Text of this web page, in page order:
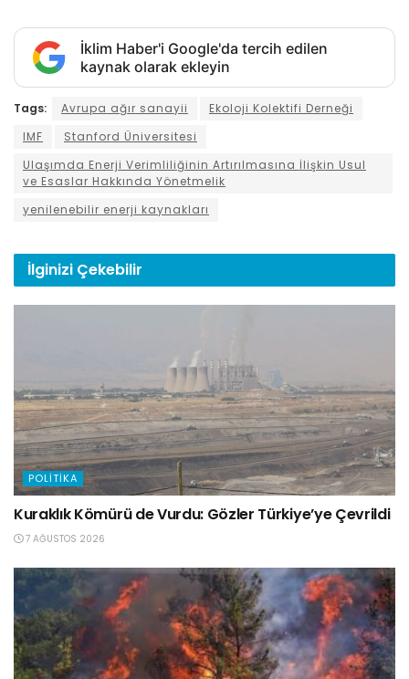
İklim Haber'i Google'da tercih edilen
kaynak olarak ekleyin
Tags: Avrupa ağır sanayii
Ekoloji Kolektifi Derneği
IMF
Stanford Üniversitesi
Ulaşımda Enerji Verimliliğinin Artırılmasına İlişkin Usul
ve Esaslar Hakkında Yönetmelik
yenilenebilir enerji kaynakları
İlginizi Çekebilir
POLITIKA
Kuraklık Kömürü de Vurdu: Gözler Türkiye’ye Çevrildi
7 AĞUSTOS 2026